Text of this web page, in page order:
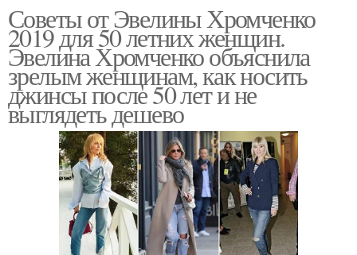
Советы от Эвелины Хромченко
2019 для 50 летних женщин.
Эвелина Хромченко объяснила
зрелым женщинам, как носить
джинсы после 50 лет и не
выглядеть дешево